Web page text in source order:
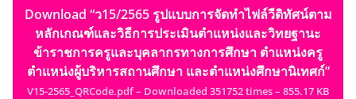
Download “ว15/2565 รูปแบบการจัดทำไฟล์วีดิทัศน์ตาม
หลักเกณฑ์และวิธีการประเมินตำแหน่งและวิทยฐานะ
ข้าราชการครูและบุคลากรทางการศึกษา ตำแหน่งครู
ตำแหน่งผู้บริหารสถานศึกษา และตำแหน่งศึกษานิเทศก์”
V15-2565_QRCode.pdf – Downloaded 351752 times – 855.17 KB